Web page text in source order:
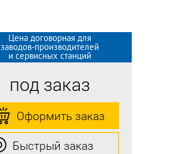
Цена договорная для
заводов-производителей
и сервисных станций
под заказ
Оформить заказ
Быстрый заказ
Цена договорная для
заводов-производителей
и сервисных станций
под заказ
Оформить заказ
Быстрый заказ